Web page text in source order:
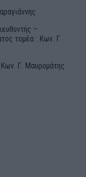
–
τομέα : Κων. Γ.
Γ. Μαυρομάτης